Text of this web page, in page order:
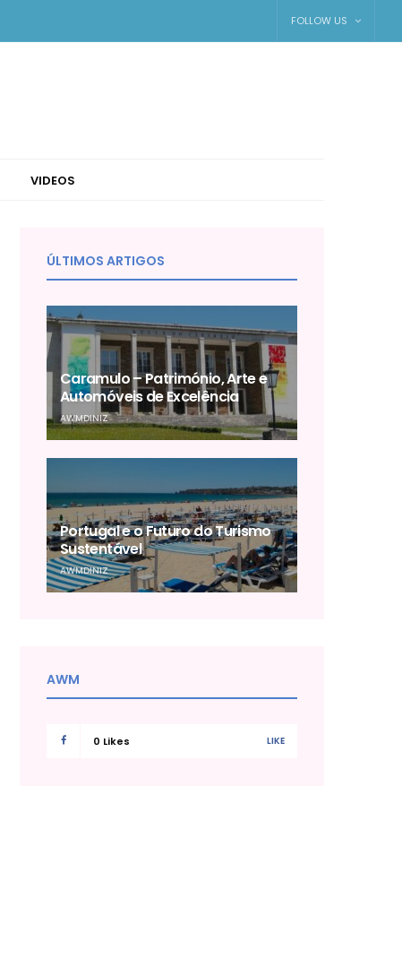
FOLLOW US
VIDEOS
ÚLTIMOS ARTIGOS
Caramulo – Património, Arte e
Automóveis de Excelência
AWMDINIZ
Portugal e o Futuro do Turismo
Sustentável
AWMDINIZ
AWM
0 Likes LIKE